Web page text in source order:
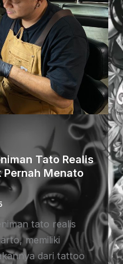
Tato Realis
Menato
tato realis
memiliki
dari tattoo